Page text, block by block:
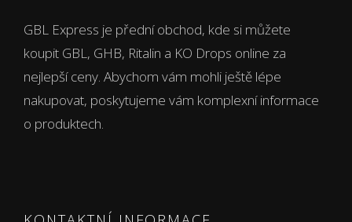
GBL Express je přední obchod, kde si můžete
koupit GBL, GHB, Ritalin a KO Drops online za
nejlepší ceny. Abychom vám mohli ještě lépe
nakupovat, poskytujeme vám komplexní informace
o produktech.